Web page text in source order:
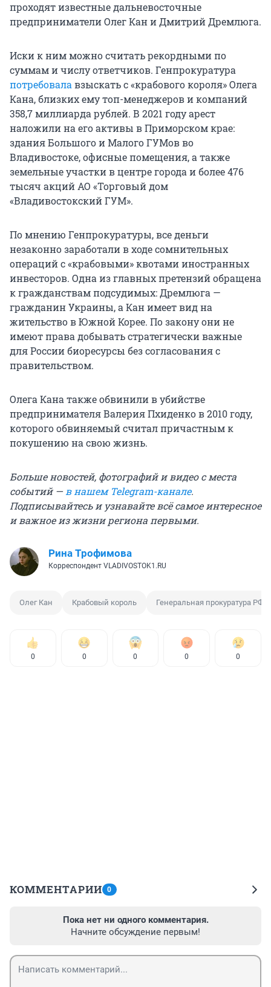
проходят известные дальневосточные
предприниматели Олег Кан и Дмитрий Дремлюга.
Иски к ним можно считать рекордными по
суммам и числу ответчиков. Генпрокуратура
потребовалавзыскать с «крабового короля» Олега
Кана, близких ему топ-менеджеров и компаний
358,7 миллиарда рублей. В 2021 году арест
наложили на его активы в Приморском крае:
здания Большого и Малого ГУМов во
Владивостоке, офисные помещения, а также
земельные участки в центре города и более 476
тысяч акций АО «Торговый дом
«Владивостокский ГУМ».
По мнению Генпрокуратуры, все деньги
незаконно заработали в ходе сомнительных
операций с «крабовыми» квотами иностранных
инвесторов. Одна из главных претензий обращена
к гражданствам подсудимых: Дремлюга —
гражданин Украины, а Кан имеет вид на
жительство в Южной Корее. По закону они не
имеют права добывать стратегически важные
для России биоресурсы без согласования с
правительством.
Олега Кана также обвинили в убийстве
предпринимателя Валерия Пхиденко в 2010 году,
которого обвиняемый считал причастным к
покушению на свою жизнь.
Больше новостей, фотографий и видео с места
событий —в нашем Telegram-канале.
Подписывайтесь и узнавайте всё самое интересное
и важное из жизни региона первыми.
Рина Трофимова
Корреспондент VLADIVOSTOK1.RU
Олег Кан Крабовый король Генеральная прокуратура РФ
0 0 0 0 0
КОММЕНТАРИИ 0
Пока нет ни одного комментария.
Начните обсуждение первым!